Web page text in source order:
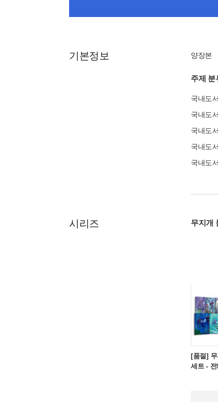
기본정보 양장본
주제 분
국내도
국내도
국내도
국내도
국내도
시리즈 무지개
[품절]
세트 -